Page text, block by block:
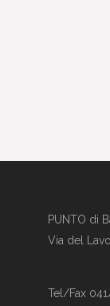
PUNTO di
Via del
Tel/Fax